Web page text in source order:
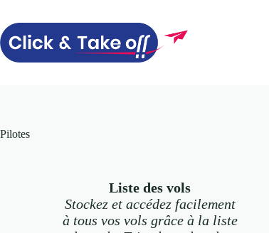
contenu
Pilotes
Liste des vols
Stockez et accédez facilement
à tous vos vols grâce à la liste